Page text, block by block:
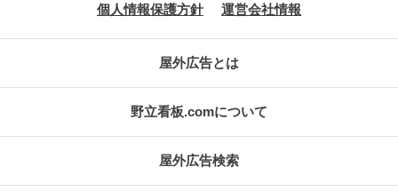
個人情報保護方針 運営会社情報
屋外広告とは
野立看板.comについて
屋外広告検索